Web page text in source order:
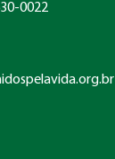
0022